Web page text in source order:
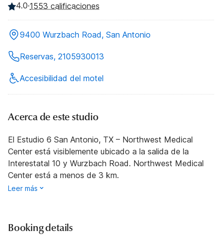
4.0·1553 calificaciones
9400 Wurzbach Road, San Antonio
Reservas, 2105930013
Accesibilidad del motel
Acerca de este studio
El Estudio 6 San Antonio, TX – Northwest Medical
Center está visiblemente ubicado a la salida de la
Interestatal 10 y Wurzbach Road. Northwest Medical
Center está a menos de 3 km.
Leer más
Booking details